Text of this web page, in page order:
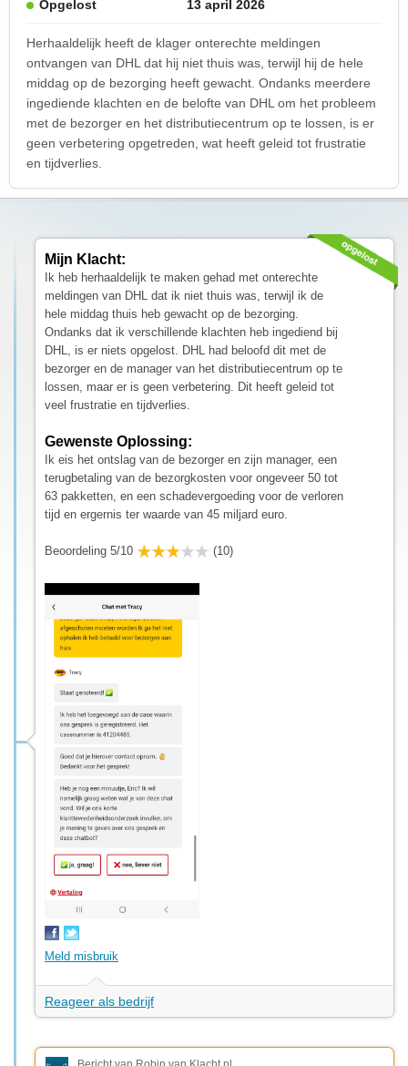
Opgelost 13 april 2026
Herhaaldelijk heeft de klager onterechte meldingen
ontvangen van DHL dat hij niet thuis was, terwijl hij de hele
middag op de bezorging heeft gewacht. Ondanks meerdere
ingediende klachten en de belofte van DHL om het probleem
met de bezorger en het distributiecentrum op te lossen, is er
geen verbetering opgetreden, wat heeft geleid tot frustratie
en tijdverlies.
Mijn Klacht:
Ik heb herhaaldelijk te maken gehad met onterechte
meldingen van DHL dat ik niet thuis was, terwijl ik de
hele middag thuis heb gewacht op de bezorging.
Ondanks dat ik verschillende klachten heb ingediend bij
DHL, is er niets opgelost. DHL had beloofd dit met de
bezorger en de manager van het distributiecentrum op te
lossen, maar er is geen verbetering. Dit heeft geleid tot
veel frustratie en tijdverlies.
Gewenste Oplossing:
Ik eis het ontslag van de bezorger en zijn manager, een
terugbetaling van de bezorgkosten voor ongeveer 50 tot
63 pakketten, en een schadevergoeding voor de verloren
tijd en ergernis ter waarde van 45 miljard euro.
Beoordeling 5/10 (10)
Meld misbruik
Reageer als bedrijf